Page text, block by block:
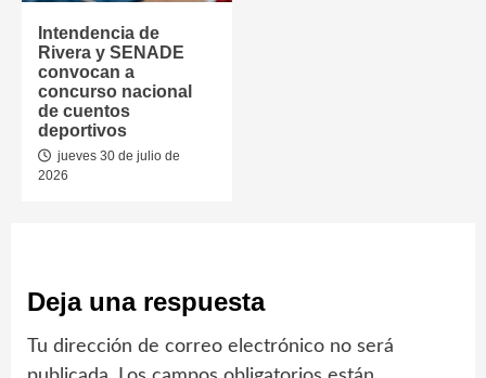
Intendencia de
Rivera y SENADE
convocan a
concurso nacional
de cuentos
deportivos
jueves 30 de julio de
2026
Deja una respuesta
Tu dirección de correo electrónico no será